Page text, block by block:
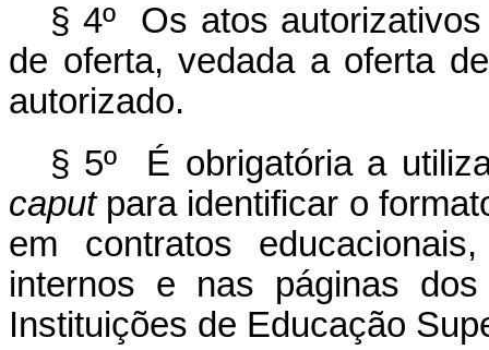
§ 4º Os atos
de oferta, vedada a oferta
autorizado.
§ 5º É obrigatória a
caputpara identificar o
em contratos
internos e nas páginas
Instituições de Educação